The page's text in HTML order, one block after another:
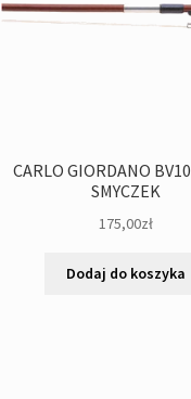
CARLO GIORDANO
SMYCZEK
175,00zł
Dodaj do koszyka